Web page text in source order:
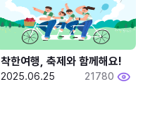
착한여행, 축제와 함께해요!
2025.06.25 21780